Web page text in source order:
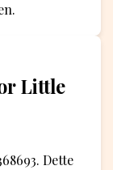
Little
Dette